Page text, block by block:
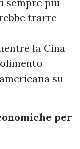
trarre
la Cina
su
per